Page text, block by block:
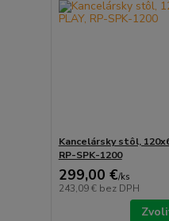
Kancelársky stôl,
RP-SPK-1200
299,00 €/ks
243,09 € bez DPH